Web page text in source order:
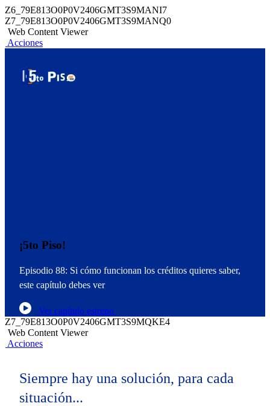
Z6_79E813O0P0V2406GMT3S9MANI7
Z7_79E813O0P0V2406GMT3S9MANQ0
Web Content Viewer
Acciones
¡5to Piso!
Episodio 88: Si cómo funcionan los créditos quieres saber,
este capítulo debes ver
Ver capítulo estreno
Z7_79E813O0P0V2406GMT3S9MQKE4
Web Content Viewer
Acciones
Siempre hay una solución, para cada
situación...